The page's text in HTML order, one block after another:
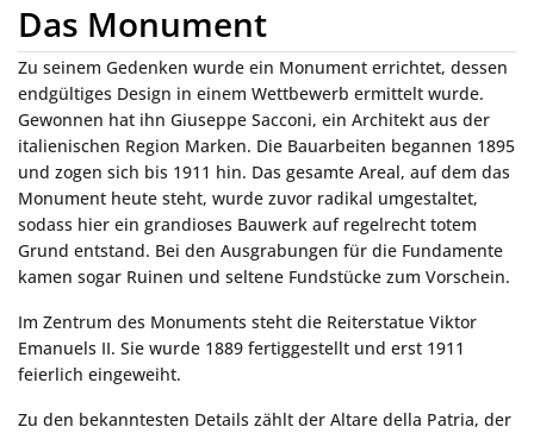
Das Monument
Zu seinem Gedenken wurde ein Monument errichtet, dessen
endgültiges Design in einem Wettbewerb ermittelt wurde.
Gewonnen hat ihn Giuseppe Sacconi, ein Architekt aus der
italienischen Region Marken. Die Bauarbeiten begannen 1895
und zogen sich bis 1911 hin. Das gesamte Areal, auf dem das
Monument heute steht, wurde zuvor radikal umgestaltet,
sodass hier ein grandioses Bauwerk auf regelrecht totem
Grund entstand. Bei den Ausgrabungen für die Fundamente
kamen sogar Ruinen und seltene Fundstücke zum Vorschein.
Im Zentrum des Monuments steht die Reiterstatue Viktor
Emanuels II. Sie wurde 1889 fertiggestellt und erst 1911
feierlich eingeweiht.
Zu den bekanntesten Details zählt der Altare della Patria, der